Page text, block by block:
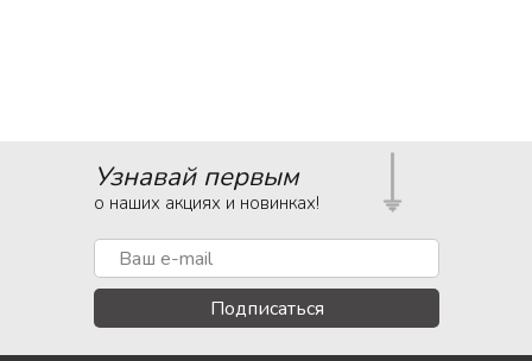
Подписаться
Узнавай первым
о наших акциях и новинках!